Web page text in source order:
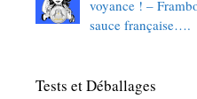
voyance ! –
sauce française….
Tests et Déballages